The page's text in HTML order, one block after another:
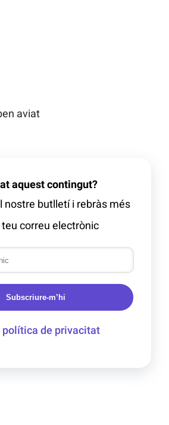
aviat
aquest contingut?
nostre butlletí i rebràs més
correu electrònic
Subscriure-m’hi
política de privacitat